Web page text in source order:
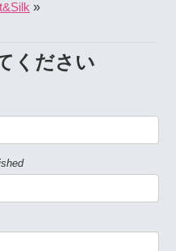
»
ください